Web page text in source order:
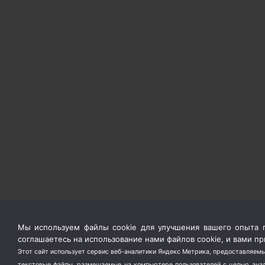
Мы используем файлы cookie для улучшения вашего опыта
соглашаетесь на использование нами файлов cookie, и вами
Этот сайт использует сервис веб-аналитики Яндекс Метрика,